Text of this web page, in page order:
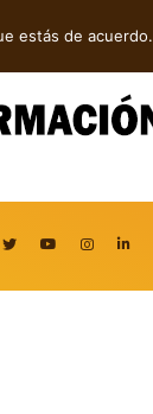
estás de acuerdo.